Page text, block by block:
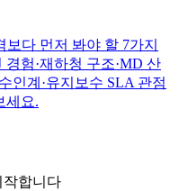
다 먼저 봐야 할 7가지
험·재하청 구조·MD 산
인계·유지보수 SLA 관점
세요.
작합니다